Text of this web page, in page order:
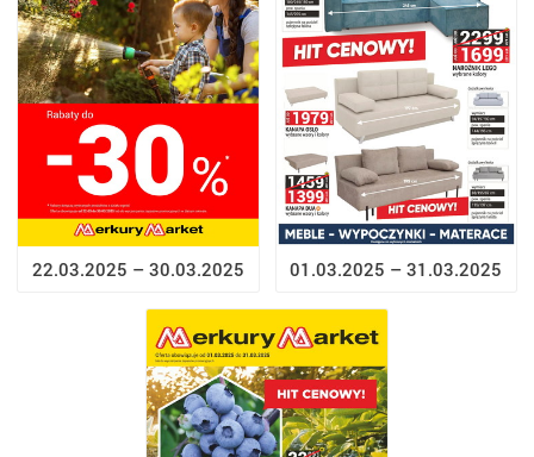
22.03.2025 – 30.03.2025 01.03.2025 – 31.03.2025